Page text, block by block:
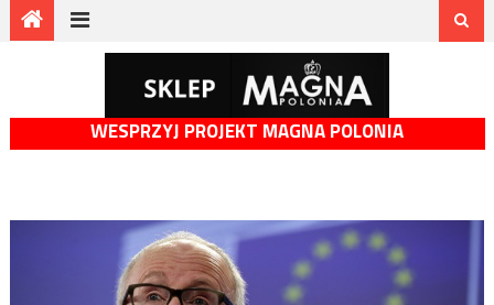
WESPRZYJ PROJEKT MAGNA POLONIA